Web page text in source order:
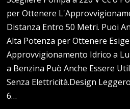
per Ottenere
Distanza Entro 50 Metri. Puoi
Alta Potenza per Ottenere
Approvvigionamento Idrico a
a Benzina Può Anche Essere
Senza Elettricità.Design
6…